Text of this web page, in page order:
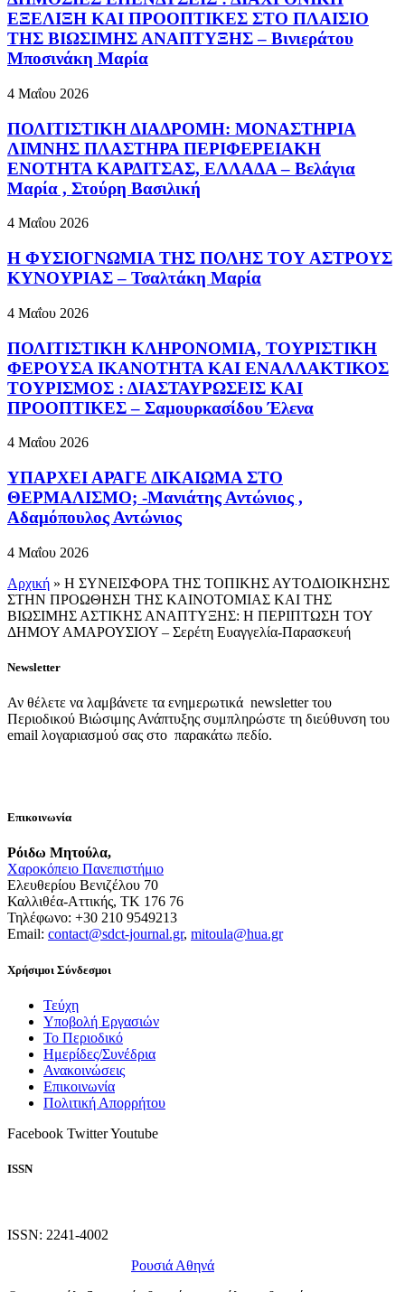
ΕΞΕΛΙΞΗ ΚΑΙ ΠΡΟΟΠΤΙΚΕΣ ΣΤΟ ΠΛΑΙΣΙΟ
ΤΗΣ ΒΙΩΣΙΜΗΣ ΑΝΑΠΤΥΞΗΣ – Βινιεράτου
Μποσινάκη Μαρία
4 Μαΐου 2026
ΠΟΛΙΤΙΣΤΙΚΗ ΔΙΑΔΡΟΜΗ: ΜΟΝΑΣΤΗΡΙΑ
ΛΙΜΝΗΣ ΠΛΑΣΤΗΡΑ ΠΕΡΙΦΕΡΕΙΑΚΗ
ΕΝΟΤΗΤΑ ΚΑΡΔΙΤΣΑΣ, ΕΛΛΑΔΑ – Βελάγια
Μαρία , Στούρη Βασιλική
4 Μαΐου 2026
Η ΦΥΣΙΟΓΝΩΜΙΑ ΤΗΣ ΠΟΛΗΣ ΤΟΥ ΑΣΤΡΟΥΣ
ΚΥΝΟΥΡΙΑΣ – Τσαλτάκη Μαρία
4 Μαΐου 2026
ΠΟΛΙΤΙΣΤΙΚΗ ΚΛΗΡΟΝΟΜΙΑ, ΤΟΥΡΙΣΤΙΚΗ
ΦΕΡΟΥΣΑ ΙΚΑΝΟΤΗΤΑ ΚΑΙ ΕΝΑΛΛΑΚΤΙΚΟΣ
ΤΟΥΡΙΣΜΟΣ : ΔΙΑΣΤΑΥΡΩΣΕΙΣ ΚΑΙ
ΠΡΟΟΠΤΙΚΕΣ – Σαμουρκασίδου Έλενα
4 Μαΐου 2026
ΥΠΑΡΧΕΙ ΑΡΑΓΕ ΔΙΚΑΙΩΜΑ ΣΤΟ
ΘΕΡΜΑΛΙΣΜΟ; -Μανιάτης Αντώνιος ,
Αδαμόπουλος Αντώνιος
4 Μαΐου 2026
Αρχική » Η ΣΥΝΕΙΣΦΟΡΑ ΤΗΣ ΤΟΠΙΚΗΣ ΑΥΤΟΔΙΟΙΚΗΣΗΣ
ΣΤΗΝ ΠΡΟΩΘΗΣΗ ΤΗΣ ΚΑΙΝΟΤΟΜΙΑΣ ΚΑΙ ΤΗΣ
ΒΙΩΣΙΜΗΣ ΑΣΤΙΚΗΣ ΑΝΑΠΤΥΞΗΣ: Η ΠΕΡΙΠΤΩΣΗ ΤΟΥ
ΔΗΜΟΥ ΑΜΑΡΟΥΣΙΟΥ – Σερέτη Ευαγγελία-Παρασκευή
Newsletter
Αν θέλετε να λαμβάνετε τα ενημερωτικά newsletter του
Περιοδικού Βιώσιμης Ανάπτυξης συμπληρώστε τη διεύθυνση του
email λογαριασμού σας στο παρακάτω πεδίο.
Επικοινωνία
Ρόιδω Μητούλα,
Χαροκόπειο Πανεπιστήμιο
Ελευθερίου Βενιζέλου 70
Καλλιθέα-Αττικής, ΤΚ 176 76
Τηλέφωνο: +30 210 9549213
Email: contact@sdct-journal.gr, mitoula@hua.gr
Χρήσιμοι Σύνδεσμοι
Τεύχη
Υποβολή Εργασιών
Το Περιοδικό
Ημερίδες/Συνέδρια
Ανακοινώσεις
Επικοινωνία
Πολιτική Απορρήτου
Facebook TwitterYoutube
ISSN
ISSN: 2241-4002
Ρουσιά Αθηνά